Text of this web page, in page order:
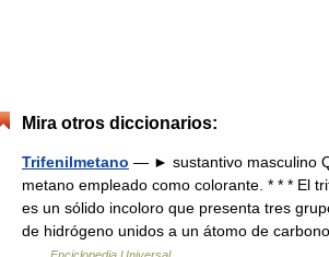
Mira otros diccionarios:
Trifenilmetano — ► sustantivo masculino
metano empleado como colorante. * * * El
es un sólido incoloro que presenta tres
de hidrógeno unidos a un átomo de